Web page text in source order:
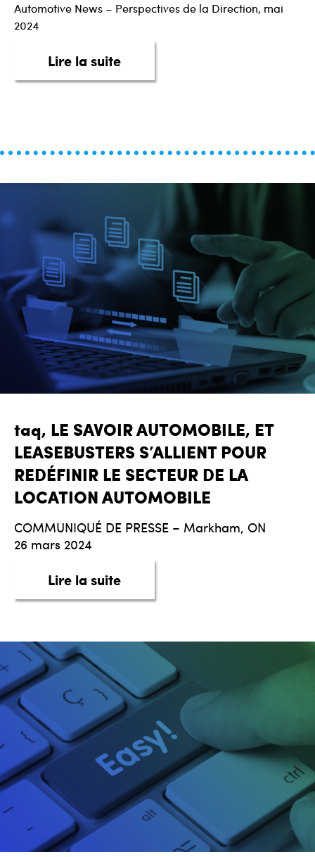
Automotive News – Perspectives de la Direction, mai
2024
Lire la suiteabout Tirer Profit de la
taq, LE SAVOIR AUTOMOBILE, ET
LEASEBUSTERS S’ALLIENT POUR
REDÉFINIR LE SECTEUR DE LA
LOCATION AUTOMOBILE
COMMUNIQUÉ DE PRESSE – Markham, ON
26 mars 2024
Lire la suiteabout taq, LE SAVOIR